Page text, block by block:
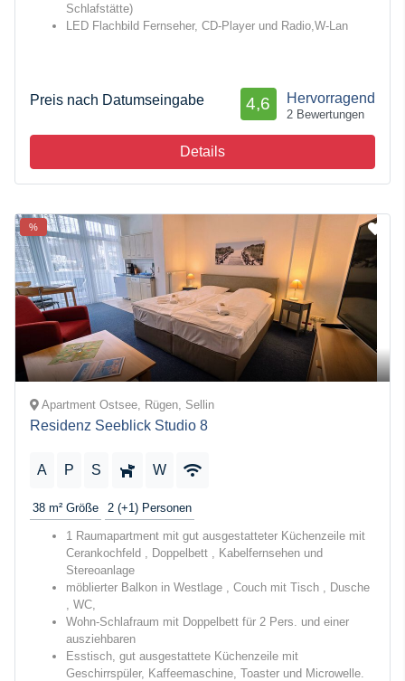
Schlafstätte)
LED Flachbild Fernseher, CD-Player und Radio,W-Lan
Preis nach Datumseingabe Hervorragend
4,6
2 Bewertungen
Details
%
Apartment Ostsee, Rügen, Sellin
Residenz Seeblick Studio 8
A P S W
38 m² Größe 2 (+1) Personen
1 Raumapartment mit gut ausgestatteter Küchenzeile mit
Cerankochfeld , Doppelbett , Kabelfernsehen und
Stereoanlage
möblierter Balkon in Westlage , Couch mit Tisch , Dusche
, WC,
Wohn-Schlafraum mit Doppelbett für 2 Pers. und einer
ausziehbaren
Esstisch, gut ausgestattete Küchenzeile mit
Geschirrspüler, Kaffeemaschine, Toaster und Microwelle.